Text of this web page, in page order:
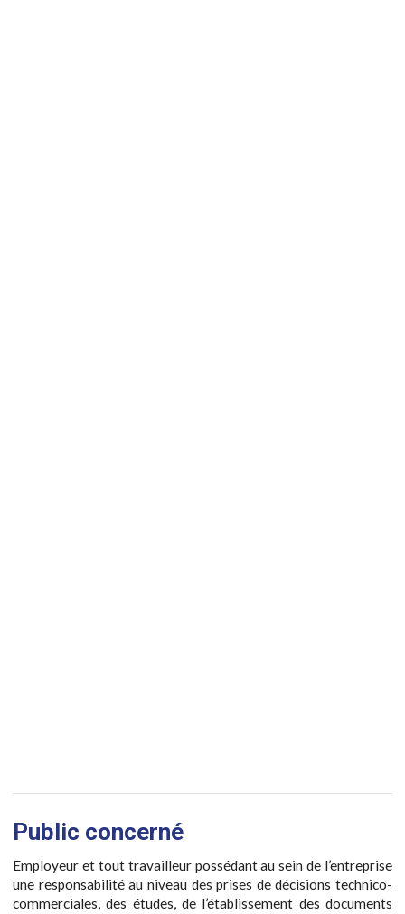
Public concerné
Employeur et tout travailleur possédant au sein de l’entreprise
une responsabilité au niveau des prises de décisions technico-
commerciales, des études, de l’établissement des documents